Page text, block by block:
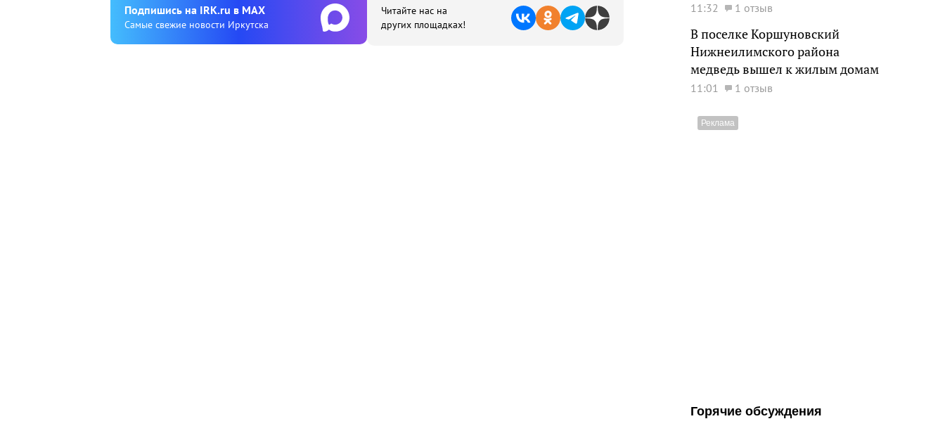
Подпишиcь на IRK.ru в MAX
Cамые свежие новости Иркутска
Читайте нас на
других площадках!
11:32 1 отзыв
В поселке Коршуновский
Нижнеилимского района
медведь вышел к жилым домам
11:01 1 отзыв
Горячие обсуждения